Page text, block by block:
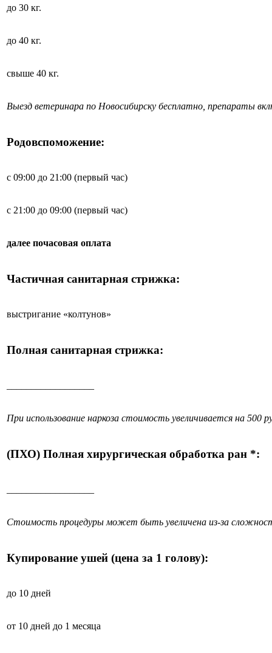
до 30 кг.
до 40 кг.
свыше 40 кг.
Выезд ветеринара по Новосибирску бесплатно, препараты
Родовспоможение:
с 09:00 до 21:00 (первый час)
с 21:00 до 09:00 (первый час)
далее почасовая оплата
Частичная санитарная стрижка:
выстригание «колтунов»
Полная санитарная стрижка:
При использование наркоза стоимость увеличивается на 500
(ПХО) Полная хирургическая обработка ран *:
Стоимость процедуры может быть увеличена из-за
Купирование ушей (цена за 1 голову):
до 10 дней
от 10 дней до 1 месяца